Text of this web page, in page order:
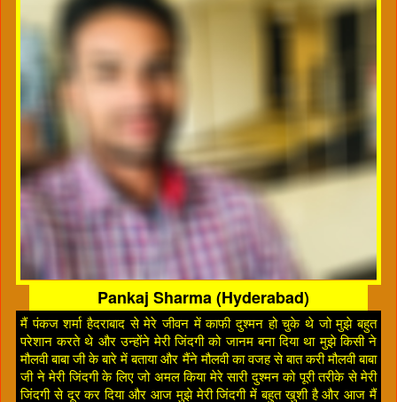
Pankaj Sharma (Hyderabad)
मैं पंकज शर्मा हैदराबाद से मेरे जीवन में काफी दुश्मन हो चुके थे जो मुझे बहुत
परेशान करते थे और उन्होंने मेरी जिंदगी को जानम बना दिया था मुझे किसी ने
मौलवी बाबा जी के बारे में बताया और मैंने मौलवी का वजह से बात करी मौलवी बाबा
जी ने मेरी जिंदगी के लिए जो अमल किया मेरे सारी दुश्मन को पूरी तरीके से मेरी
जिंदगी से दूर कर दिया और आज मुझे मेरी जिंदगी में बहुत खुशी है और आज मैं